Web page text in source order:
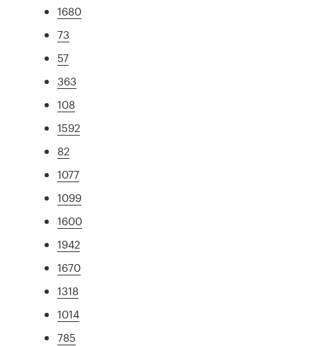
1680
73
57
363
108
1592
82
1077
1099
1600
1942
1670
1318
1014
785